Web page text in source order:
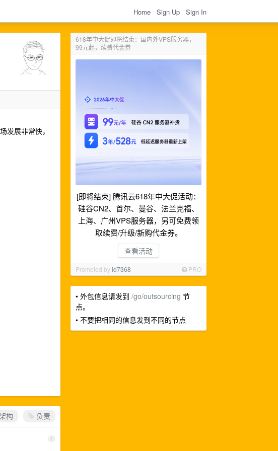
Home Sign Up Sign In
618年中大促即将结束：国内外VPS服务器，
99元起，续费代金券
[即将结束] 腾讯云618年中大促活动：
硅谷CN2、首尔、曼谷、法兰克福、
上海、广州VPS服务器，另可免费领
取续费/升级/新购代金券。
查看活动
Promoted byid7368 PRO
• 外包信息请发到 /go/outsourcing 节
点。
• 不要把相同的信息发到不同的节点
发展非常快，
构 负责
1